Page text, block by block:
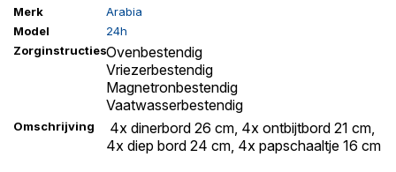
Merk
Arabia
Model
24h
ZorginstructiesOvenbestendig
Vriezerbestendig
Magnetronbestendig
Vaatwasserbestendig
Omschrijving
4x dinerbord 26 cm, 4x ontbijtbord 21 cm,
4x diep bord 24 cm, 4x papschaaltje 16 cm